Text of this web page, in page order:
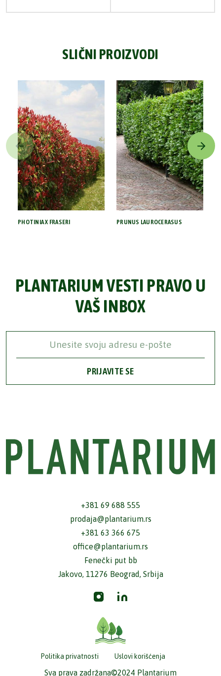
SLIČNI PROIZVODI
PHOTINIA X FRASERI PRUNUS LAUROCERASUS
PLANTARIUM VESTI PRAVO U
VAŠ INBOX
PRIJAVITE SE
+381 69 688 555
prodaja@plantarium.rs
+381 63 366 675
office@plantarium.rs
Fenečki put bb
Jakovo, 11276 Beograd, Srbija
Politika privatnosti Uslovi korišćenja
Sva prava zadržana©2024 Plantarium